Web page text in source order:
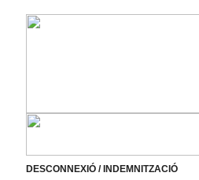
DESCONNEXIÓ / INDEMNITZACIÓ